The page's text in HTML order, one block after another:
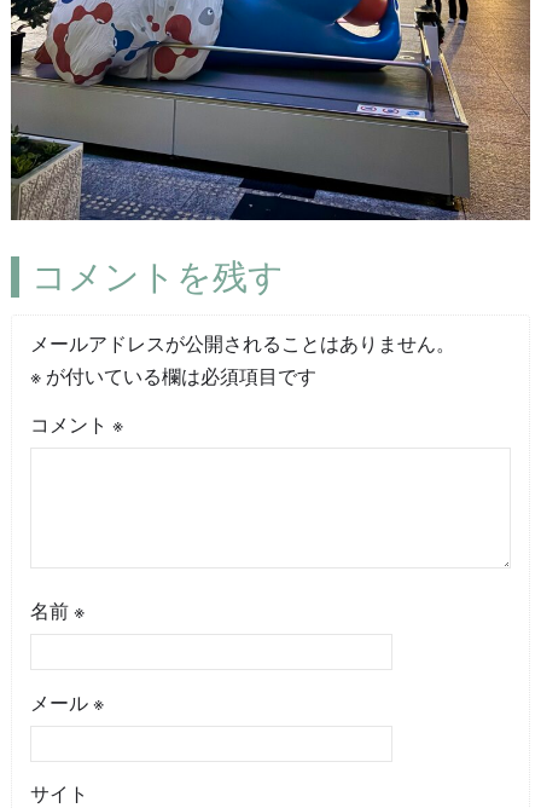
コメントを残す
メールアドレスが公開されることはありません。
※が付いている欄は必須項目です
コメント ※
名前 ※
メール ※
サイト